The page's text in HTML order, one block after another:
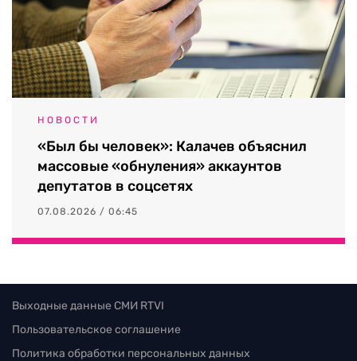
НОВОСТИ
«Был бы человек»: Калачев объяснил
массовые «обнуления» аккаунтов
депутатов в соцсетях
07.08.2026 / 06:45
Выходные данные СМИ RTVI
Пользовательское соглашение
Политика обработки персональных данных